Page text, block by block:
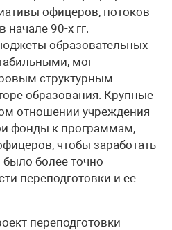
офицеров, потоков
90-х гг.
образовательных
мог
структурным
образования. Крупные
отношении учреждения
фонды к программам,
чтобы заработать
более точно
переподготовки и ее
переподготовки